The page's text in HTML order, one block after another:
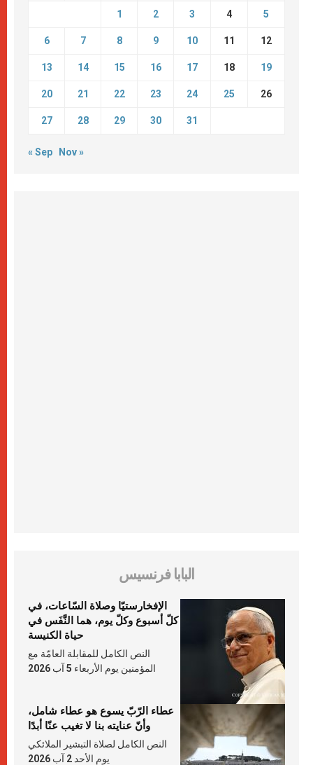
1 2 3 4 5
6 7 8 9 10 11 12
13 14 15 16 17 18 19
20 21 22 23 24 25 26
27 28 29 30 31
« Sep Nov »
البابا فرنسيس
الإفخارستيّا وصلاة السّاعات، في
كلّ أسبوع وكلّ يوم، هما النَّفَس في
حياة الكنيسة
النص الكامل للمقابلة العامّة مع
المؤمنين يوم الأربعاء 5 آب 2026
عطاء الرّبّ يسوع هو عطاء شامل،
وأنّ عنايته بنا لا تغيب عنّا أبدًا
النص الكامل لصلاة التبشير الملائكي
يوم الأحد 2 آب 2026